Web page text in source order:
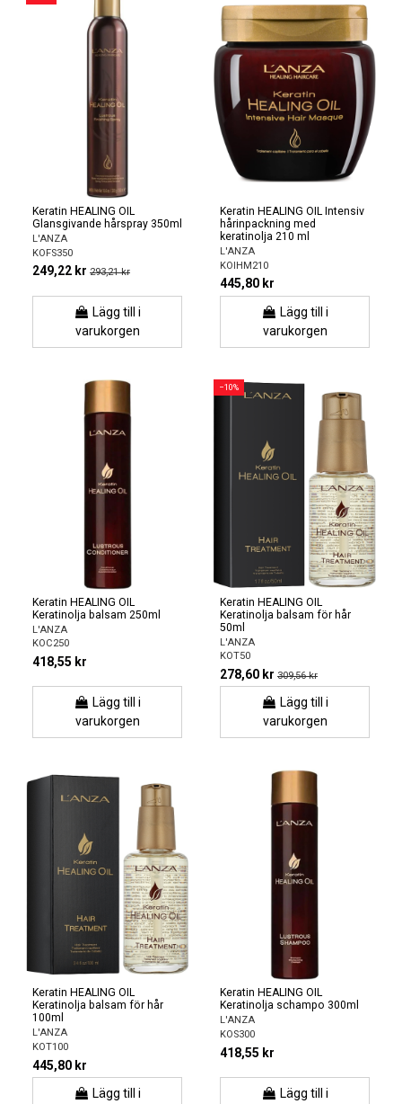
Keratin HEALING OIL
Glansgivande hårspray 350ml
L'ANZA
KOFS350
249,22 kr 293,21 kr
Lägg till i
varukorgen
Keratin HEALING OIL Intensiv
hårinpackning med
keratinolja 210 ml
L'ANZA
KOIHM210
445,80 kr
Lägg till i
varukorgen
Keratin HEALING OIL
Keratinolja balsam 250ml
L'ANZA
KOC250
418,55 kr
Lägg till i
varukorgen
−10%
Keratin HEALING OIL
Keratinolja balsam för hår
50ml
L'ANZA
KOT50
278,60 kr 309,56 kr
Lägg till i
varukorgen
Keratin HEALING OIL
Keratinolja balsam för hår
100ml
L'ANZA
KOT100
445,80 kr
Lägg till i
Keratin HEALING OIL
Keratinolja schampo 300ml
L'ANZA
KOS300
418,55 kr
Lägg till i